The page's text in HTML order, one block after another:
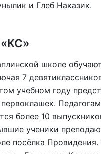
и Глеб Наказик.
школе
7
учебном году
более 10
ученики
посёлка Провидения.